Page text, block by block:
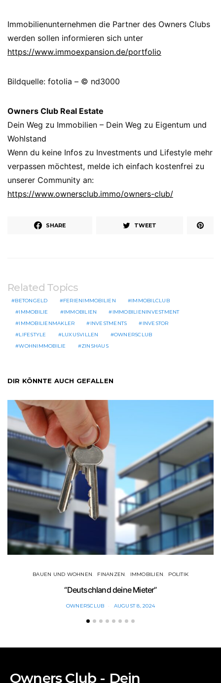
Immobilienunternehmen die Partner des Owners Clubs
werden sollen informieren sich unter
https://www.immoexpansion.de/portfolio
Bildquelle: fotolia – © nd3000
Owners Club Real Estate
Dein Weg zu Immobilien – Dein Weg zu Eigentum und
Wohlstand
Wenn du keine Infos zu Investments und Lifestyle mehr
verpassen möchtest, melde ich einfach kostenfrei zu
unserer Community an:
https://www.ownersclub.immo/owners-club/
SHARE TWEET
Related Topics
BETONGELD FERIENIMMOBILIEN
IMMOBILCLUB
IMMOBILIE
IMMOBILIEN
IMMOBILIENINVESTMENT
IMMOBILIENMAKLER
INVESTMENTS
INVESTOR
LIFESTYLE
LUXUSVILLEN
OWNERSCLUB
WOHNIMMOBILIE
ZINSHAUS
DIR KÖNNTE AUCH GEFALLEN
BAUEN UND WOHNEN FINANZEN IMMOBILIEN POLITIK
“Deutschland deine Mieter”
OWNERSCLUB AUGUST 8, 2024
Owners Club - Dein